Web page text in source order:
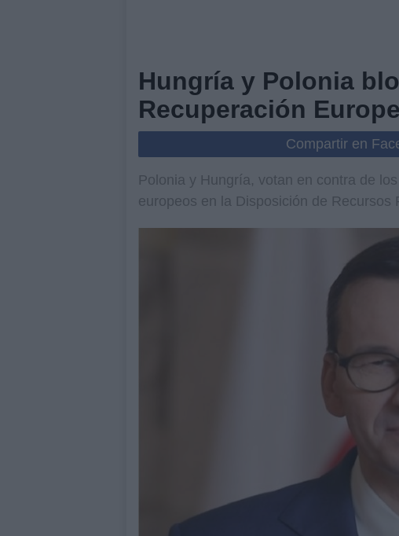
Hungría y Polonia
Recuperación
Compartir en
Polonia y Hungría, votan en contra de
europeos en la Disposición de Recursos